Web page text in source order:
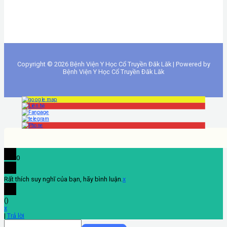
Copyright © 2026 Bệnh Viện Y Học Cổ Truyền Đăk Lăk | Powered by
Bệnh Viện Y Học Cổ Truyền Đăk Lăk
0
Rất thích suy nghĩ của bạn, hãy bình luận. x
()
x
| Trả lời